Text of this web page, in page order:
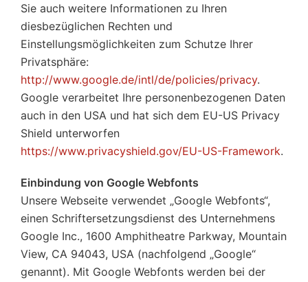
Sie auch weitere Informationen zu Ihren
diesbezüglichen Rechten und
Einstellungsmöglichkeiten zum Schutze Ihrer
Privatsphäre:
http://www.google.de/intl/de/policies/privacy.
Google verarbeitet Ihre personenbezogenen Daten
auch in den USA und hat sich dem EU-US Privacy
Shield unterworfen
https://www.privacyshield.gov/EU-US-Framework.
Einbindung von Google Webfonts
Unsere Webseite verwendet „Google Webfonts“,
einen Schriftersetzungsdienst des Unternehmens
Google Inc., 1600 Amphitheatre Parkway, Mountain
View, CA 94043, USA (nachfolgend „Google“
genannt). Mit Google Webfonts werden bei der